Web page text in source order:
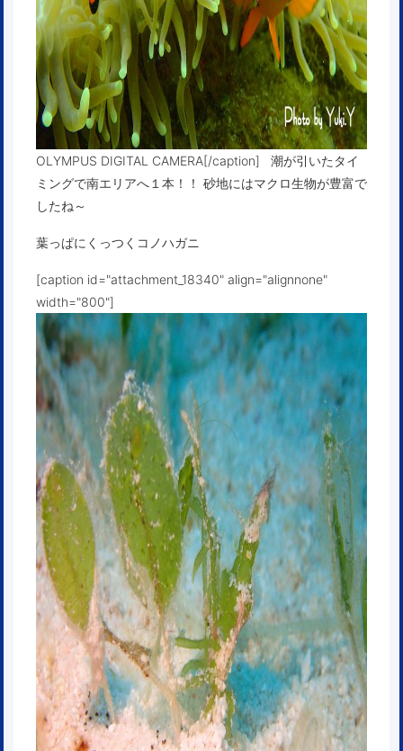
OLYMPUS DIGITAL CAMERA[/caption] 潮が引いたタイ
ミングで南エリアへ１本！！ 砂地にはマクロ生物が豊富で
したね～
葉っぱにくっつくコノハガニ
[caption id="attachment_18340" align="alignnone"
width="800"]